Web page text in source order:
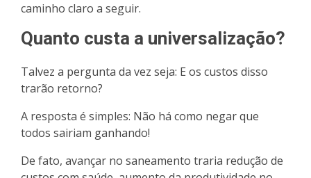
caminho claro a seguir.
Quanto custa a universalização?
Talvez a pergunta da vez seja: E os custos disso
trarão retorno?
A resposta é simples: Não há como negar que
todos sairiam ganhando!
De fato, avançar no saneamento traria redução de